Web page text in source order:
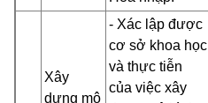
Xây
dựng mô
- Xác lập được
cơ sở khoa học
và thực tiễn
của việc xây